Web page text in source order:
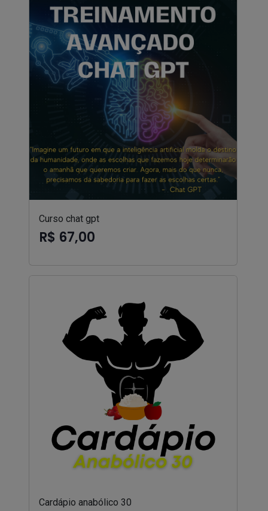
Curso chat gpt
R$ 67,00
Cardápio anabólico 30